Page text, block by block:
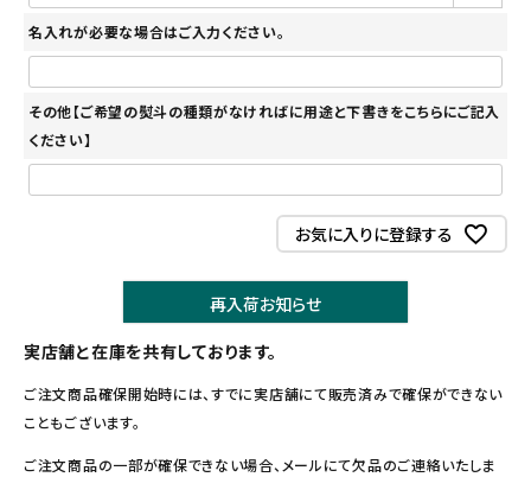
名入れが必要な場合はご入力ください。
その他【ご希望の熨斗の種類がなければに用途と下書きをこちらにご記入
ください】
お気に入りに登録する
再入荷お知らせ
実店舗と在庫を共有しております。
ご注文商品確保開始時には、すでに実店舗にて販売済みで確保ができない
こともございます。
ご注文商品の一部が確保できない場合、メールにて欠品のご連絡いたしま